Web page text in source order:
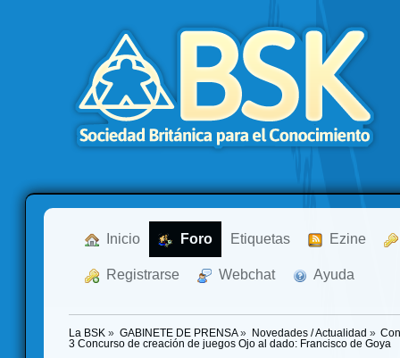
Inicio Foro Etiquetas Ezine
Registrarse Webchat Ayuda
La BSK » GABINETE DE PRENSA» Novedades / Actualidad »
3 Concurso de creación de juegos Ojo al dado: Francisco de Goya